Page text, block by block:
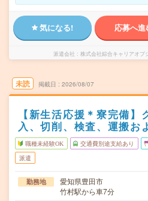
気になる! 応募へ進
派遣会社 株式会社綜合キャリアオプ
未読 掲載日 2026/08/07
【新生活応援＊寮完備】
入、切削、検査、運搬お
職種未経験OK 交通費別途支給あり
派遣
勤務地
愛知県豊田市
竹村駅から車7分